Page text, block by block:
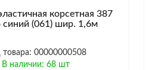
корсетная 387
синий (061) шир. 1,6м
товара: 00000000508
В наличии: 68 шт